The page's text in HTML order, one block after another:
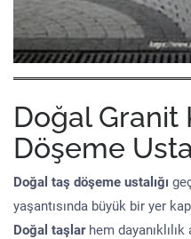
Doğal Granit
Döşeme
Doğal taş döşeme ustalığı
yaşantısında büyük bir yer
Doğal taşlar hem